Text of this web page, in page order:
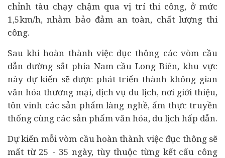
chỉnh tàu chạy chậm qua vị trí thi công, ở mức
1,5km/h, nhằm bảo đảm an toàn, chất lượng thi
công.
Sau khi hoàn thành việc đục thông các vòm cầu
dẫn đường sắt phía Nam cầu Long Biên, khu vực
này dự kiến sẽ được phát triển thành không gian
văn hóa thương mại, dịch vụ du lịch, nơi giới thiệu,
tôn vinh các sản phẩm làng nghề, ẩm thực truyền
thống cùng các sản phẩm văn hóa, du lịch hấp dẫn.
Dự kiến mỗi vòm cầu hoàn thành việc đục thông sẽ
mất từ 25 - 35 ngày, tùy thuộc từng kết cấu công